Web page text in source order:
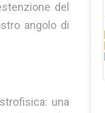
del
angolo di
una